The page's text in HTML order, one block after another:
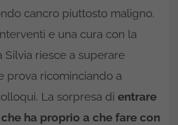
cancro piuttosto maligno.
e una cura con la
Silvia riesce a superare
prova ricominciando a
La sorpresa di entrare
che ha proprio a che fare con